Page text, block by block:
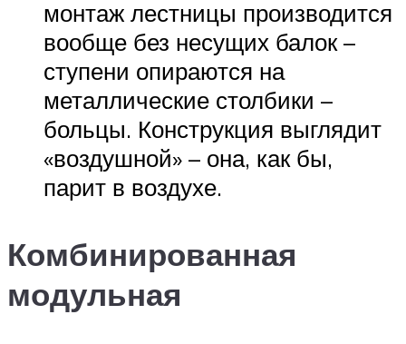
монтаж лестницы производится
вообще без несущих балок –
ступени опираются на
металлические столбики –
больцы. Конструкция выглядит
«воздушной» – она, как бы,
парит в воздухе.
Комбинированная
модульная